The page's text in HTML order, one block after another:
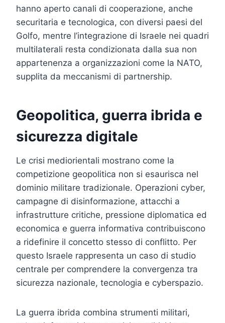
hanno aperto canali di cooperazione, anche
securitaria e tecnologica, con diversi paesi del
Golfo, mentre l’integrazione di Israele nei quadri
multilaterali resta condizionata dalla sua non
appartenenza a organizzazioni come la NATO,
supplita da meccanismi di partnership.
Geopolitica, guerra ibrida e
sicurezza digitale
Le crisi mediorientali mostrano come la
competizione geopolitica non si esaurisca nel
dominio militare tradizionale. Operazioni cyber,
campagne di disinformazione, attacchi a
infrastrutture critiche, pressione diplomatica ed
economica e guerra informativa contribuiscono
a ridefinire il concetto stesso di conflitto. Per
questo Israele rappresenta un caso di studio
centrale per comprendere la convergenza tra
sicurezza nazionale, tecnologia e cyberspazio.
La guerra ibrida combina strumenti militari,